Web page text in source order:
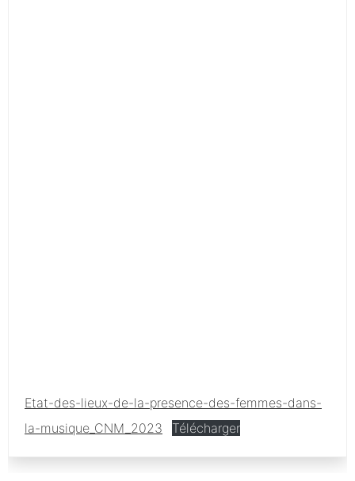
Etat-des-lieux-de-la-presence-des-femmes-dans-
la-musique_CNM_2023
Télécharger